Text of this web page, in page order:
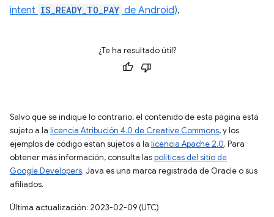
intent IS_READY_TO_PAY de Android).
¿Te ha resultado útil?
Salvo que se indique lo contrario, el contenido de esta página está
sujeto a la licencia Atribución 4.0 de Creative Commons, y los
ejemplos de código están sujetos a la licencia Apache 2.0. Para
obtener más información, consulta laspolíticas del sitio de
Google Developers. Java es una marca registrada de Oracle o sus
afiliados.
Última actualización: 2023-02-09 (UTC)